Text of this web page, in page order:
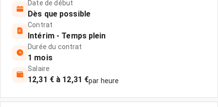
Date de début
Dès que possible
Contrat
Intérim - Temps plein
Durée du contrat
1 mois
Salaire
12,31 € à 12,31 €par heure